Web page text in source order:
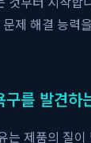
제 해결 능력
를 발견하
는 제품의 질